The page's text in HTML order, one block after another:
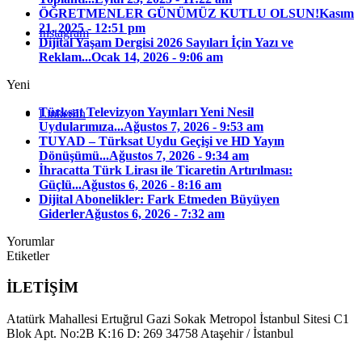
Instagram
LinkedIn
ÖĞRETMENLER GÜNÜMÜZ KUTLU OLSUN!Kasım
21, 2025 - 12:51 pm
Dijital Yaşam Dergisi 2026 Sayıları İçin Yazı ve
Reklam...Ocak 14, 2026 - 9:06 am
Yeni
Türksat Televizyon Yayınları Yeni Nesil
Uydularımıza...Ağustos 7, 2026 - 9:53 am
TUYAD – Türksat Uydu Geçişi ve HD Yayın
Dönüşümü...Ağustos 7, 2026 - 9:34 am
İhracatta Türk Lirası ile Ticaretin Artırılması:
Güçlü...Ağustos 6, 2026 - 8:16 am
Dijital Abonelikler: Fark Etmeden Büyüyen
GiderlerAğustos 6, 2026 - 7:32 am
Yorumlar
Etiketler
İLETİŞİM
Atatürk Mahallesi Ertuğrul Gazi Sokak Metropol İstanbul Sitesi C1
Blok Apt. No:2B K:16 D: 269 34758 Ataşehir / İstanbul